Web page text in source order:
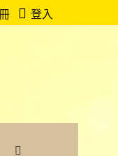
登入